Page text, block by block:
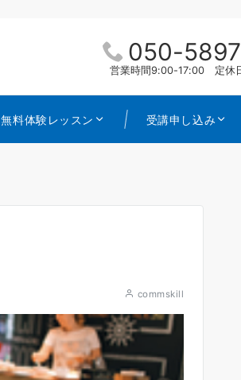
050-
営業時間9:00-17:00 定休
無料体験レッスン 受講申し込み
commskill